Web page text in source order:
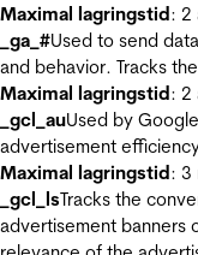
Maximal lagringstid: 2
_ga_#Used to send
and behavior. Tracks
Maximal lagringstid: 2
_gcl_auUsed by
advertisement
Maximal lagringstid: 3
_gcl_lsTracks the
advertisement banners